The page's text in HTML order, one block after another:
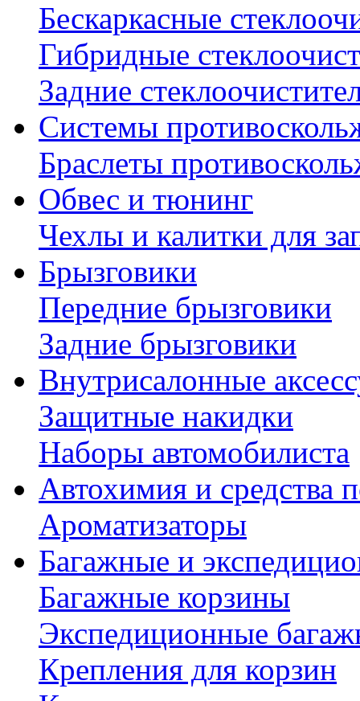
Бескаркасные
Гибридные
Задние
Системы
Браслеты
Обвес и тюнинг
Чехлы и калитки для
Брызговики
Передние брызговики
Задние брызговики
Внутрисалонные
Защитные накидки
Наборы автомобилиста
Автохимия и средства
Ароматизаторы
Багажные и
Багажные корзины
Экспедиционные
Крепления для корзин